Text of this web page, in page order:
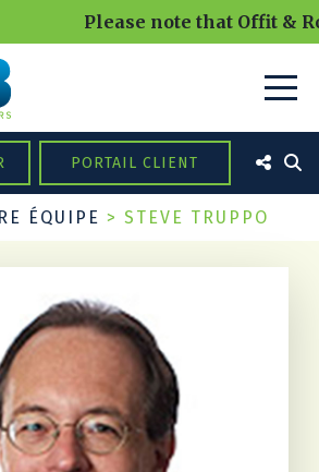
Please note that Offit &
PORTAIL CLIENT
ÉQUIPE > STEVE TRUPPO